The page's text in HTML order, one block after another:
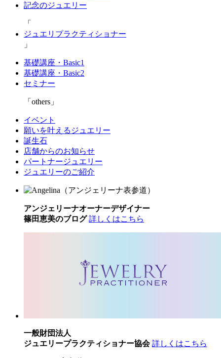
記念のジュエリー
ジュエリプラクティショナー
基礎講座・Basic1
基礎講座・Basic2
セミナー
others
イベント
願いを叶えるジュエリー
誕生石
店舗からのお知らせ
パートナージュエリー
ジュエリーのご紹介
アンジェリーナオーナーデザイナー
篠田恵美のブログ 詳しくはこちら
一般財団法人
ジュエリープラクティショナー協会 詳しくはこちら